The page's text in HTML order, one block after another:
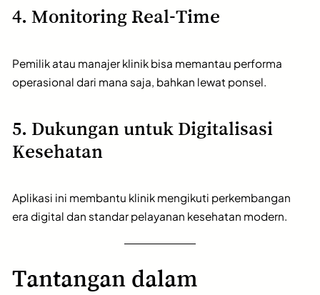
4. Monitoring Real-Time
Pemilik atau manajer klinik bisa memantau performa
operasional dari mana saja, bahkan lewat ponsel.
5. Dukungan untuk Digitalisasi
Kesehatan
Aplikasi ini membantu klinik mengikuti perkembangan
era digital dan standar pelayanan kesehatan modern.
Tantangan dalam